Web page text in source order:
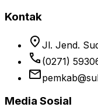
Kontak
location_on Jl. Jend.
phone (0271)
email
Media Sosial